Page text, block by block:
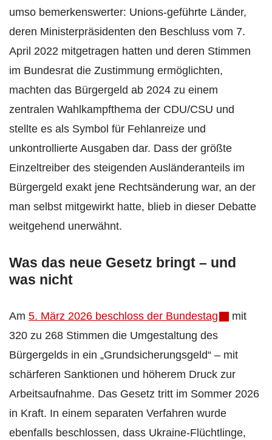
umso bemerkenswerter: Unions-geführte Länder,
deren Ministerpräsidenten den Beschluss vom 7.
April 2022 mitgetragen hatten und deren Stimmen
im Bundesrat die Zustimmung ermöglichten,
machten das Bürgergeld ab 2024 zu einem
zentralen Wahlkampfthema der CDU/CSU und
stellte es als Symbol für Fehlanreize und
unkontrollierte Ausgaben dar. Dass der größte
Einzeltreiber des steigenden Ausländeranteils im
Bürgergeld exakt jene Rechtsänderung war, an der
man selbst mitgewirkt hatte, blieb in dieser Debatte
weitgehend unerwähnt.
Was das neue Gesetz bringt – und
was nicht
Am 5. März 2026 beschloss der Bundestag
mit
320 zu 268 Stimmen die Umgestaltung des
Bürgergelds in ein „Grundsicherungsgeld“ – mit
schärferen Sanktionen und höherem Druck zur
Arbeitsaufnahme. Das Gesetz tritt im Sommer 2026
in Kraft. In einem separaten Verfahren wurde
ebenfalls beschlossen, dass Ukraine-Flüchtlinge,